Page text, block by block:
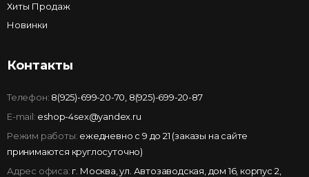
Хиты Продаж
Новинки
Контакты
Телефон: 8(925)-699-20-70 8(925)-699-20-87
E-mail: eshop-4sex@yandex.ru
Режим работы: ежедневно с 9 до 21 (заказы на сайте
принимаются круглосуточно)
Адрес офиса: г. Москва, ул. Автозаводская, дом 16, корпус 2,